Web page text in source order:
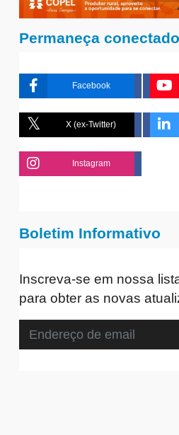
Permaneça conectado
Facebook
X (ex-Twitter)
Instagram
Boletim Informativo
Inscreva-se em nossa
para obter as novas